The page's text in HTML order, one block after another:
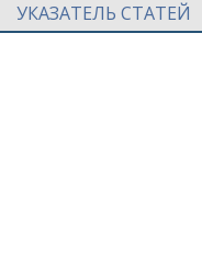
УКАЗАТЕЛЬ СТАТЕЙ